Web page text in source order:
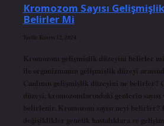
Kromozom Sayısı
Belirler Mi
Tarih: Kasım 12, 2024
Kromozom gelişmişlik düzeyini belirler
ile organizmanın gelişmişlik düzeyi
Canlının gelişmişlik düzeyini ne belirler?
düzeyi, kromozomlarındaki genlerin sayısı
belirlenir. Kromozom sayısı neyi belirler?
değişiklikler genetik hastalıklara ve